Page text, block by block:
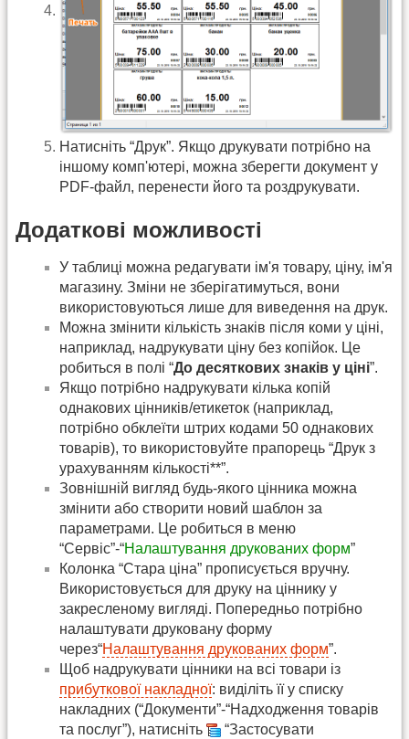
Натисніть “Друк”. Якщо друкувати потрібно на
іншому комп'ютері, можна зберегти документ у
PDF-файл, перенести його та роздрукувати.
Додаткові можливості
У таблиці можна редагувати ім'я товару, ціну, ім'я
магазину. Зміни не зберігатимуться, вони
використовуються лише для виведення на друк.
Можна змінити кількість знаків після коми у ціні,
наприклад, надрукувати ціну без копійок. Це
робиться в полі “До десяткових знаків у ціні”.
Якщо потрібно надрукувати кілька копій
однакових цінників/етикеток (наприклад,
потрібно обклеїти штрих кодами 50 однакових
товарів), то використовуйте прапорець “Друк з
урахуванням кількості**”.
Зовнішній вигляд будь-якого цінника можна
змінити або створити новий шаблон за
параметрами. Це робиться в меню
“Сервіс”-“Налаштування друкованих форм”
Колонка “Стара ціна” прописується вручну.
Використовується для друку на ціннику у
закресленому вигляді. Попередньо потрібно
налаштувати друковану форму
через“Налаштування друкованих форм”.
Щоб надрукувати цінники на всі товари із
прибуткової накладної: виділіть її у списку
накладних (“Документи”-“Надходження товарів
та послуг”), натисніть
“Застосувати